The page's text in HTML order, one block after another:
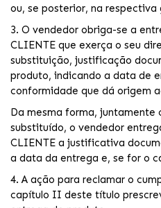
ou, se posterior, na respectiva
3. O vendedor obriga-se a
CLIENTE que exerça o seu
substituição, justificação
produto, indicando a data de
conformidade que dá origem
Da mesma forma, juntamente
substituído, o vendedor
CLIENTE a justificativa
a data da entrega e, se for o
4. A ação para reclamar o
capítulo II deste título